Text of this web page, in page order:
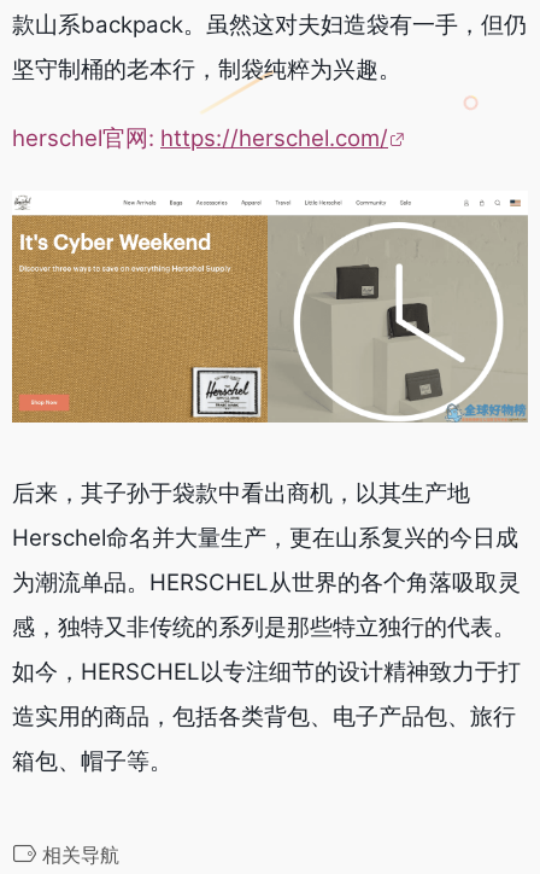
款山系backpack。虽然这对夫妇造袋有一手，但仍
坚守制桶的老本行，制袋纯粹为兴趣。
herschel官网: https://herschel.com/
后来，其子孙于袋款中看出商机，以其生产地
Herschel命名并大量生产，更在山系复兴的今日成
为潮流单品。HERSCHEL从世界的各个角落吸取灵
感，独特又非传统的系列是那些特立独行的代表。
如今，HERSCHEL以专注细节的设计精神致力于打
造实用的商品，包括各类背包、电子产品包、旅行
箱包、帽子等。
相关导航